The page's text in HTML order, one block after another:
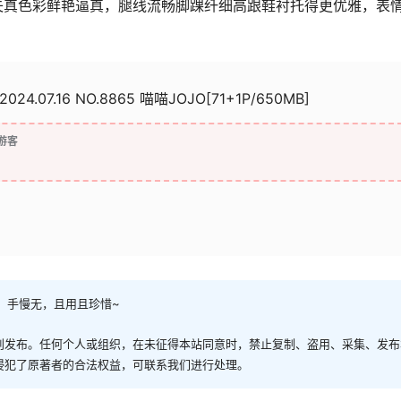
色彩鲜艳逼真，腿线流畅脚踝纤细高跟鞋衬托得更优雅，表
NO.8865 喵喵JOJO[71+1P/650MB]
客
手慢无，且用且珍惜~
布。任何个人或组织，在未征得本站同意时，禁止复制、盗用、采集、发
了原著者的合法权益，可联系我们进行处理。